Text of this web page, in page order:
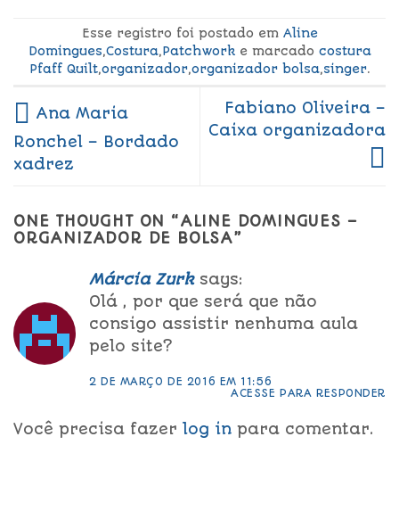
Esse registro foi postado em Aline
Domingues,Costura,Patchworke marcado costura
Pfaff Quilt,organizador,organizador bolsa,singer.
Ana Maria
Ronchel – Bordado
xadrez
Fabiano Oliveira –
Caixa organizadora
ONE THOUGHT ON “ALINE DOMINGUES –
ORGANIZADOR DE BOLSA”
Márcia Zurk says:
Olá , por que será que não
consigo assistir nenhuma aula
pelo site?
2 DE MARÇO DE 2016 EM 11:56
ACESSE PARA RESPONDER
Você precisa fazer log in para comentar.